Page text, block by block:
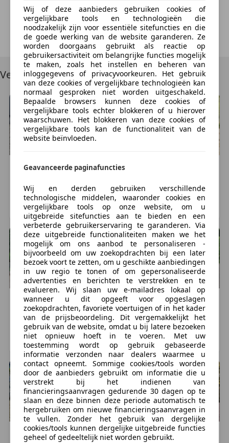
leasen/financieren/operational lease van een
premium occasion, of u nu een zakelijke of een privé
financiering aanvraagt wij bemiddelen voor u zodat u
zorgeloos de showroom uit kunt rijden. Wij kopen
onze autos bij officiele merkdealers en deze worden
voor aankoop gecheckt op een correcte km stand.
Uw huidige auto inruilen? Geen enkel probleem, wij
voorzien u van een compleet inruilvoorstel, om dat
correct te doen vragen wij het volgende van u:
- Kenteken
- staat van het voertuig
- uw richtprijs
Wanneer u besluit tot aankoop over te gaan raden wij
u aan om alvorens uw dag limiet op te hogen (dit kan
tot 4 uur duren) Houdt u er ook rekening mee dat de
meeste banken overschrijvingen vanaf uw
spaarrekening naar de betaal rekening ook zien als
een betaling, en ook mee wordt genomen binnen uw
dag limiet. Zonder dat het geld zichtbaar is op onze
rekening kunnen wij de auto niet meegeven.
Deze advertentie is met de grootst mogelijke
zorgvuldigheid samengesteld. Desondanks is het
mogelijk dat de geadverteerde opties / accessoires
afwijken van de werkelijke opties / accessoires. Aan
de advertentie kunnen geen rechten worden
ontleend.
Meer informatie
Please try again or refresh the page.
Try Again
Vergelijkbare voertuigen
MaseratiGranSport
29.531 km, 01/2005
NIEUWKUIJK, NL
Maserati
42.000 km, 02/2006
DEN DOLDER, NL
Maserati GranSport
€ 42.500
65.197 km, 10/2005
Heerhugowaard, NL
MaseratiGranSport
€ 33.500
104.678 km, 06/2006
Heerhugowaard, NL
MaseratiGranSport MaseratiGranSport
Wij of deze aanbieders gebruiken cookies of
vergelijkbare tools en technologieën die
noodzakelijk zijn voor essentiële sitefuncties en die
de goede werking van de website garanderen. Ze
worden doorgaans gebruikt als reactie op
gebruikersactiviteit om belangrijke functies mogelijk
te maken, zoals het instellen en beheren van
inloggegevens of privacyvoorkeuren. Het gebruik
van deze cookies of vergelijkbare technologieën kan
normaal gesproken niet worden uitgeschakeld.
Bepaalde browsers kunnen deze cookies of
vergelijkbare tools echter blokkeren of u hierover
waarschuwen. Het blokkeren van deze cookies of
vergelijkbare tools kan de functionaliteit van de
website beïnvloeden.
Geavanceerde paginafuncties
Wij en derden gebruiken verschillende
technologische middelen, waaronder cookies en
vergelijkbare tools op onze website, om u
uitgebreide sitefuncties aan te bieden en een
verbeterde gebruikerservaring te garanderen. Via
deze uitgebreide functionaliteiten maken we het
mogelijk om ons aanbod te personaliseren -
bijvoorbeeld om uw zoekopdrachten bij een later
bezoek voort te zetten, om u geschikte aanbiedingen
in uw regio te tonen of om gepersonaliseerde
advertenties en berichten te verstrekken en te
evalueren. Wij slaan uw e-mailadres lokaal op
wanneer u dit opgeeft voor opgeslagen
zoekopdrachten, favoriete voertuigen of in het kader
van de prijsbeoordeling. Dit vergemakkelijkt het
gebruik van de website, omdat u bij latere bezoeken
niet opnieuw hoeft in te voeren. Met uw
toestemming wordt op gebruik gebaseerde
informatie verzonden naar dealers waarmee u
contact opneemt. Sommige cookies/tools worden
door de aanbieders gebruikt om informatie die u
verstrekt bij het indienen van
financieringsaanvragen gedurende 30 dagen op te
slaan en deze binnen deze periode automatisch te
hergebruiken om nieuwe financieringsaanvragen in
te vullen. Zonder het gebruik van dergelijke
cookies/tools kunnen dergelijke uitgebreide functies
geheel of gedeeltelijk niet worden gebruikt.